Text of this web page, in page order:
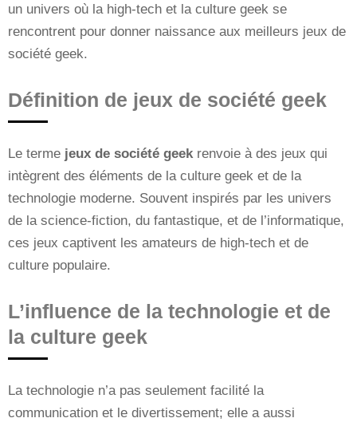
un univers où la high-tech et la culture geek se
rencontrent pour donner naissance aux meilleurs jeux de
société geek.
Définition de jeux de société geek
Le terme jeux de société geek renvoie à des jeux qui
intègrent des éléments de la culture geek et de la
technologie moderne. Souvent inspirés par les univers
de la science-fiction, du fantastique, et de l’informatique,
ces jeux captivent les amateurs de high-tech et de
culture populaire.
L’influence de la technologie et de
la culture geek
La technologie n’a pas seulement facilité la
communication et le divertissement; elle a aussi